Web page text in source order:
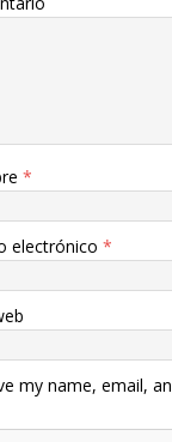
*
electrónico *
my name, email,